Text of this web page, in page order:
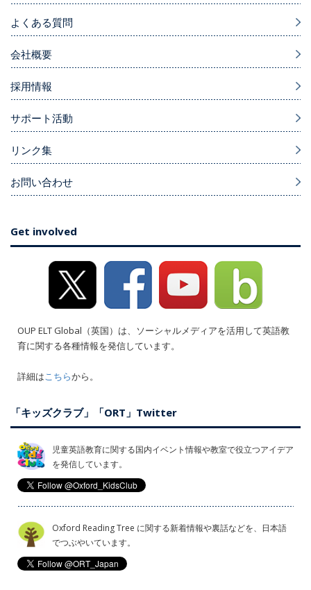
よくある質問
会社概要
採用情報
サポート活動
リンク集
お問い合わせ
Get involved
OUP ELT Global（英国）は、ソーシャルメディアを活用して英語教
育に関する各種情報を発信しています。
詳細はこちらから。
「キッズクラブ」「ORT」Twitter
児童英語教育に関する国内イベント情報や教室で役立つアイデア
を発信しています。
Oxford Reading Tree に関する新着情報や裏話などを、日本語
でつぶやいています。